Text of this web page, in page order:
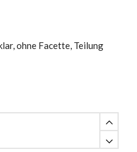
ohne Facette, Teilung